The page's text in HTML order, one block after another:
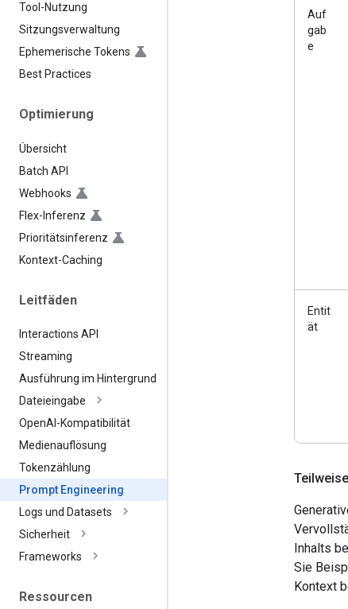
Tool-Nutzung
Sitzungsverwaltung
Ephemerische Tokens
Best Practices
Optimierung
Übersicht
Batch API
Webhooks
Flex-Inferenz
Prioritätsinferenz
Kontext-Caching
Leitfäden
Interactions API
Streaming
Ausführung im Hintergrund
Dateieingabe
OpenAI-Kompatibilität
Medienauflösung
Tokenzählung
Prompt Engineering
Logs und Datasets
Sicherheit
Frameworks
Ressourcen
Auf
gab
e
Entit
ät
Inhalts
Sie
Kontext